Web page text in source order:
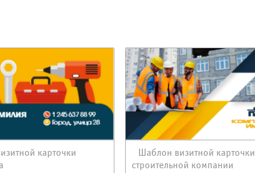
карточки
Шаблон визитной карточки
строительной компании